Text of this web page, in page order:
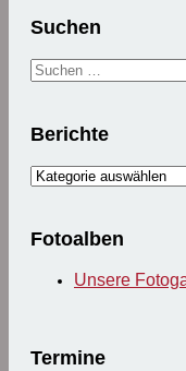
Suchen
Suchen
nach:
Berichte
Berichte
Fotoalben
Unsere
Termine